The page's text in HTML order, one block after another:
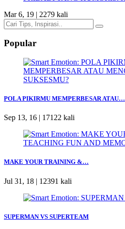
Mar 6, 19 | 2279 kali
Popular
POLA PIKIRMU MEMPERBESAR ATAU…
Sep 13, 16 | 17122 kali
MAKE YOUR TRAINING &…
Jul 31, 18 | 12391 kali
SUPERMAN VS SUPERTEAM